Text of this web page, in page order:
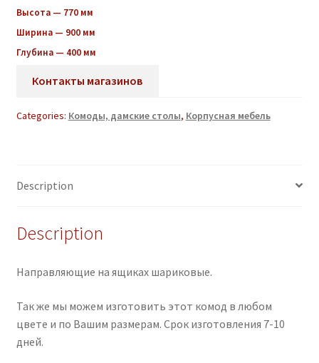
Высота — 770 мм
Ширина — 900 мм
Глубина — 400 мм
Контакты магазинов
Categories: Комоды, дамские столы, Корпусная мебель
Description
Description
Направляющие на ящиках шариковые.
Так же мы можем изготовить этот комод в любом
цвете и по Вашим размерам. Срок изготовления 7-10
дней.